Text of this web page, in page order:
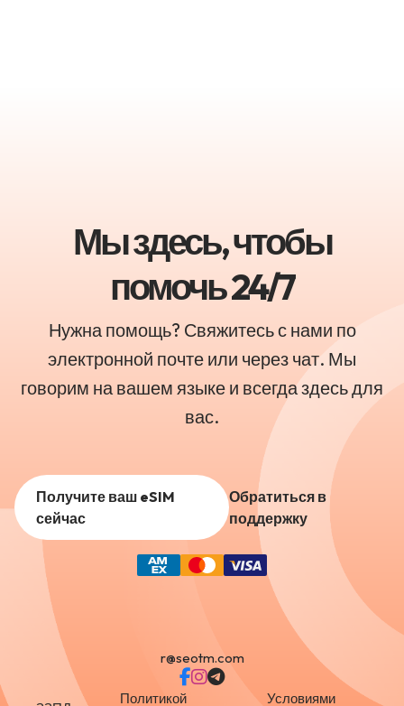
Мы здесь, чтобы
помочь 24/7
Нужна помощь? Свяжитесь с нами по
электронной почте или через чат. Мы
говорим на вашем языке и всегда здесь для
вас.
Получите ваш eSIM
сейчас
Обратиться в
поддержку
r@seotm.com
Политикой Условиями